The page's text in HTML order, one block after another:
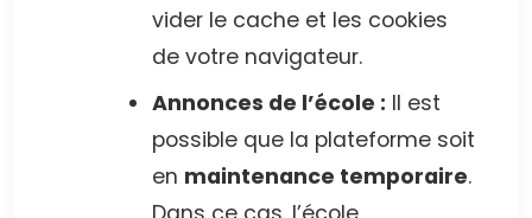
vider le cache et les cookies
de votre navigateur.
Annonces de l’école : Il est
possible que la plateforme soit
en maintenance temporaire.